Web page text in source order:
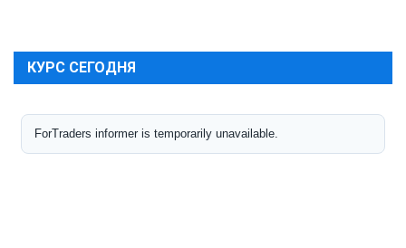
КУРС СЕГОДНЯ